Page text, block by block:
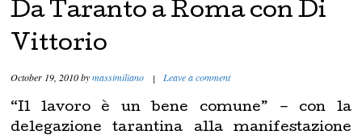
Da Taranto a Roma con Di
Vittorio
October 19, 2010bymassimiliano | Leave a comment
“Il lavoro è un bene comune” – con la
delegazione tarantina alla manifestazione